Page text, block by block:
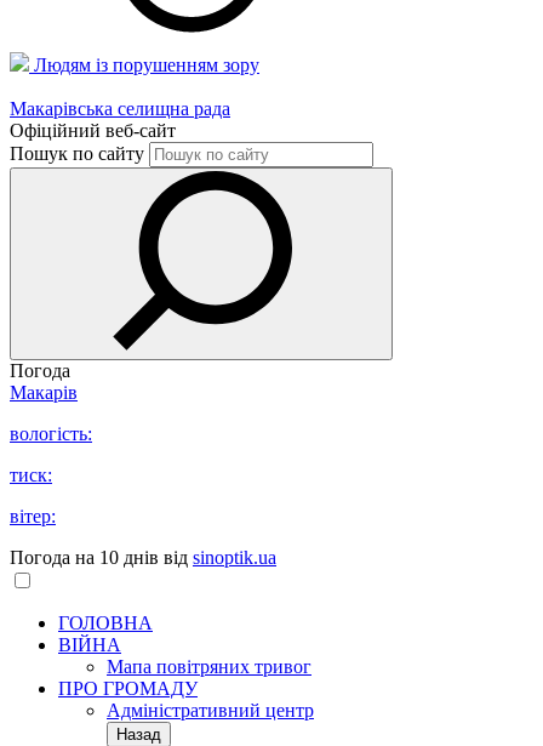
Людям із порушенням зору
Макарівська селищна рада
Офіційний веб-сайт
Пошук по сайту
Погода
Макарів
вологість:
тиск:
вітер:
Погода на 10 днів від sinoptik.ua
ГОЛОВНА
ВІЙНА
Мапа повітряних тривог
ПРО ГРОМАДУ
Aдміністративний центр
Назад